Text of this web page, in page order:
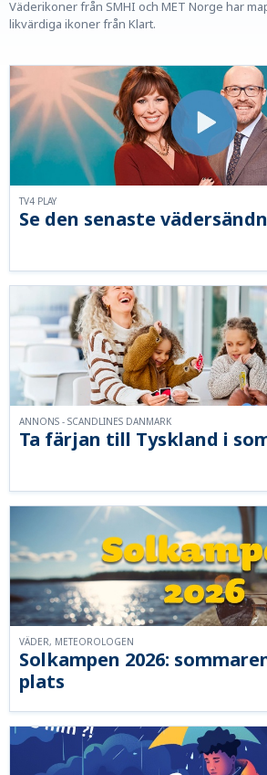
Väderikoner från SMHI och MET Norge har
likvärdiga ikoner från Klart.
Se den senaste
TV4 PLAY
Ta färjan till Tyskland i
ANNONS - SCANDLINES DANMARK
Solkampen 2026:
plats
VÄDER, METEOROLOGEN